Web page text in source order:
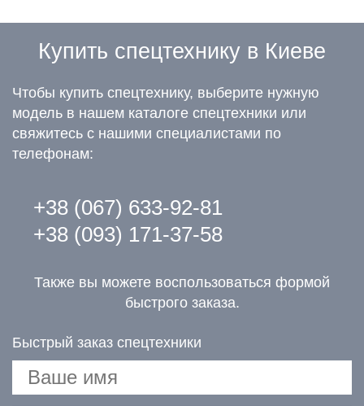
Купить спецтехнику в Киеве
Чтобы купить спецтехнику, выберите нужную
модель в нашем каталоге спецтехники или
свяжитесь с нашими специалистами по
телефонам:
+38 (067) 633-92-81
+38 (093) 171-37-58
Также вы можете воспользоваться формой
быстрого заказа.
Быстрый заказ спецтехники